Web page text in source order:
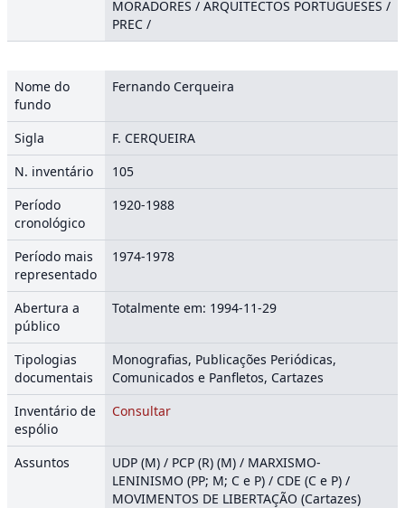
MORADORES / ARQUITECTOS PORTUGUESES /
PREC /
Nome do
fundo
Fernando Cerqueira
Sigla
F. CERQUEIRA
N. inventário
105
Período
cronológico
1920-1988
Período mais
representado
1974-1978
Abertura a
público
Totalmente em: 1994-11-29
Tipologias
documentais
Monografias, Publicações Periódicas,
Comunicados e Panfletos, Cartazes
Inventário de
espólio
Consultar
Assuntos
UDP (M) / PCP (R) (M) / MARXISMO-
LENINISMO (PP; M; C e P) / CDE (C e P) /
MOVIMENTOS DE LIBERTAÇÃO (Cartazes)